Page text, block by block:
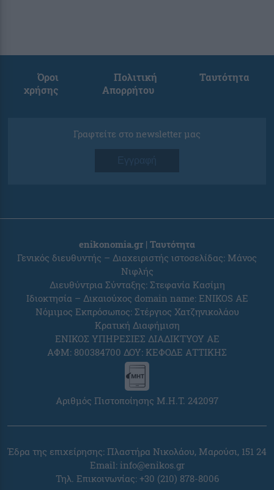
Όροι
χρήσης
Πολιτική
Απορρήτου
Ταυτότητα
Γραφτείτε στο newsletter μας
Εγγραφή
enikonomia.gr | Ταυτότητα
Γενικός διευθυντής – Διαχειριστής ιστοσελίδας: Μάνος
Νιφλής
Διευθύντρια Σύνταξης: Στεφανία Κασίμη
Ιδιοκτησία – Δικαιούχος domain name: ENIKOS AE
Νόμιμος Εκπρόσωπος: Στέργιος Χατζηνικολάου
Κρατική Διαφήμιση
ΕΝΙΚΟΣ ΥΠΗΡΕΣΙΕΣ ΔΙΑΔΙΚΤΥΟΥ ΑΕ
ΑΦΜ: 800384700 ΔΟΥ: ΚΕΦΟΔΕ ΑΤΤΙΚΗΣ
Αριθμός Πιστοποίησης Μ.Η.Τ. 242097
Έδρα της επιχείρησης: Πλαστήρα Νικολάου, Μαρούσι, 151 24
Email: info@enikos.gr
Τηλ. Επικοινωνίας: +30 (210) 878-8006